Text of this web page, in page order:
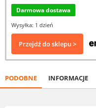
Darmowa dostawa
Wysyłka: 1 dzień
Przejdź do sklepu >
PODOBNE INFORMACJE